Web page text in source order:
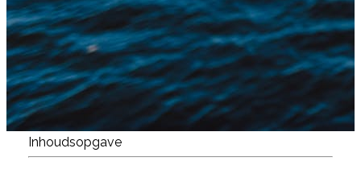
Inhoudsopgave